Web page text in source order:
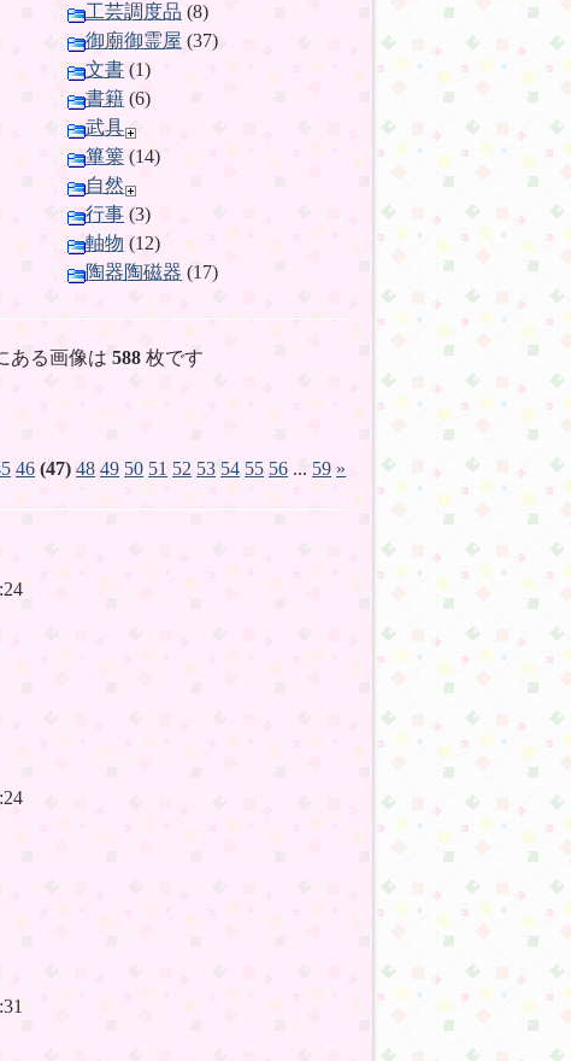
工芸調度品 (8)
御廟御霊屋 (37)
文書 (1)
書籍 (6)
武具
篳篥 (14)
自然
行事 (3)
軸物 (12)
陶器陶磁器 (17)
ある画像は 588枚です
46 (47) 48 49 50 51 52 53 54 55 56 ... 59 »